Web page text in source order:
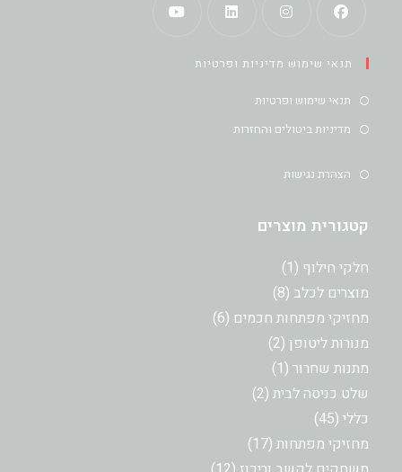
in
a
tab
in
tab
in
tab
in
תנאי שימוש מדיניות ופרטיות
תנאי שימוש ופרטיות
מדיניות ביטולים והחזרות
הצהרת נגישות
קטגורית מוצרים
חלקי חילוף 1מוצר
1 מוצרים לכלב 8
8
מוצרים
מחזיקי מפתחות חכמים 6
6
מנורות ליטופן 2
2
מוצרים
מתנות שחרור 1מוצר
1
שלט כניסה לבית 2
2
כללי 45
45
מוצרים
מחזיקי מפתחות 17
17
מוצרים12